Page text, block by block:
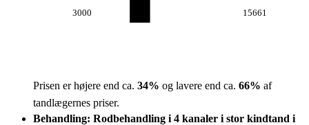
3000 15661
Prisen er højere end ca. 34% og lavere end ca. 66% af
tandlægernes priser.
Behandling: Rodbehandling i 4 kanaler i stor kindtand i